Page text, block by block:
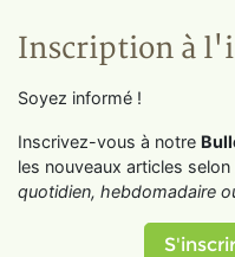
Inscription à
Soyez informé !
Inscrivez-vous à notre
les nouveaux articles
quotidien, hebdomadaire